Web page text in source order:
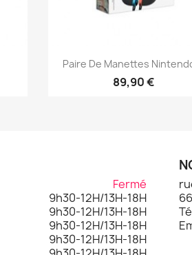
 Aperçu rapide
Paire De Manettes
89,90 €
Fermé
9h30-12H/13H-18H
9h30-12H/13H-18H
9h30-12H/13H-18H
9h30-12H/13H-18H